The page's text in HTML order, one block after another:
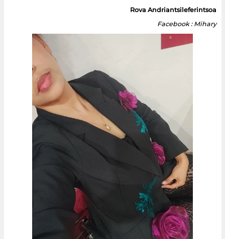
Rova Andriantsileferintsoa
Facebook : Mihary